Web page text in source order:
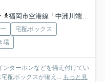
福岡市空港線「中洲川端」駅 徒歩8分
宅配ボックス
場
ンターホンなどを備え付けてい
配ボックスが備え... もっと見